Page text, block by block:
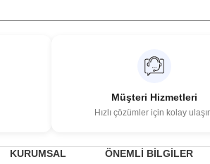
Müşteri Hizmetleri
Hızlı çözümler için kolay
KURUMSAL ÖNEMLİ BİLGİLER